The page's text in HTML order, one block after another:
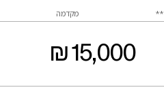
** מקדמה
₪15,000